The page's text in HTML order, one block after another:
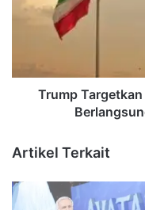
terhadap
Berlangsung
Empat
PekanTrump
Artikel Terkait